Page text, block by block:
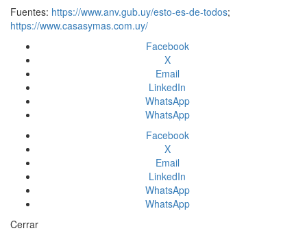
Fuentes: https://www.anv.gub.uy/esto-es-de-todos;
https://www.casasymas.com.uy/
Facebook
X
Email
LinkedIn
WhatsApp
WhatsApp
Facebook
X
Email
LinkedIn
WhatsApp
WhatsApp
Cerrar